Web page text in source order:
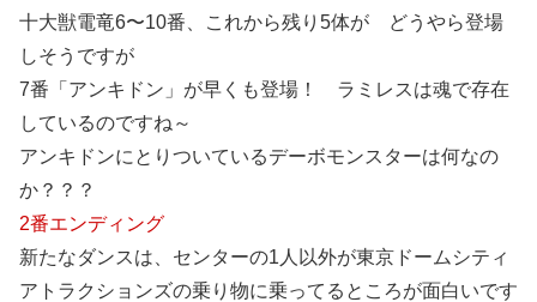
十大獣電竜6〜10番、これから残り5体が どうやら登場
しそうですが
7番「アンキドン」が早くも登場！ ラミレスは魂で存在
しているのですね～
アンキドンにとりついているデーボモンスターは何なの
か？？？
2番エンディング
新たなダンスは、センターの1人以外が東京ドームシティ
アトラクションズの乗り物に乗ってるところが面白いです